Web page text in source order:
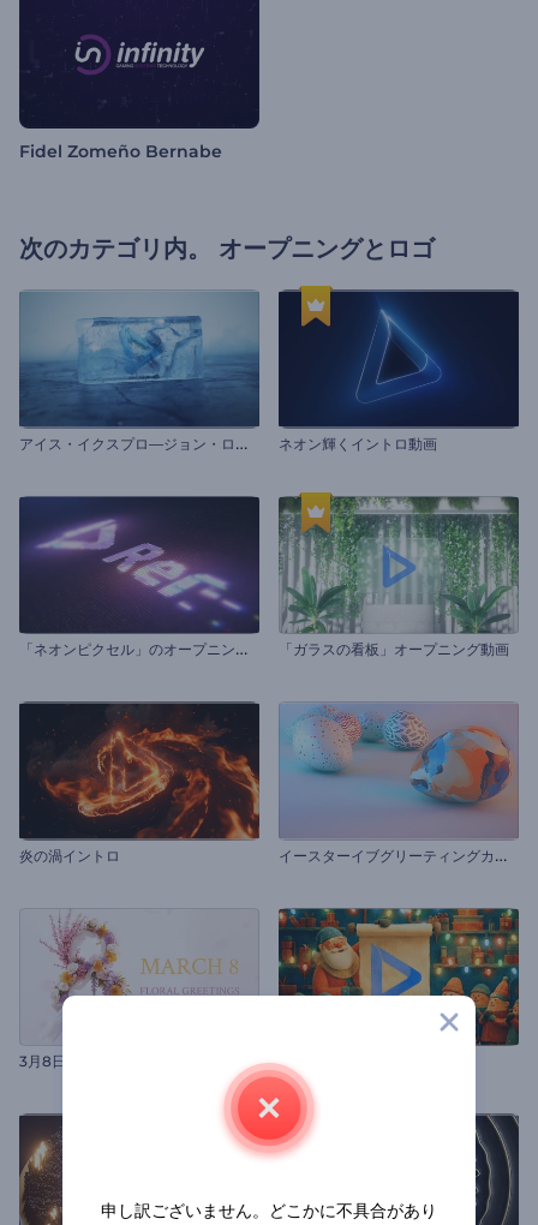
Fidel Zomeño Bernabe
次のカテゴリ内。 オープニングとロゴ
ア
イス・イクスプロ―ジョン・ロゴ動画 ネオン輝くイントロ動画
「
ネオンピクセル」のオープニング動画 「ガラスの看板」オープニング動画
炎の渦イントロ イ
ースターイブグリーティングカード
3月8日 花の挨拶 サンタのエルフのロゴ公開
申し訳ございません。どこかに不具合があり